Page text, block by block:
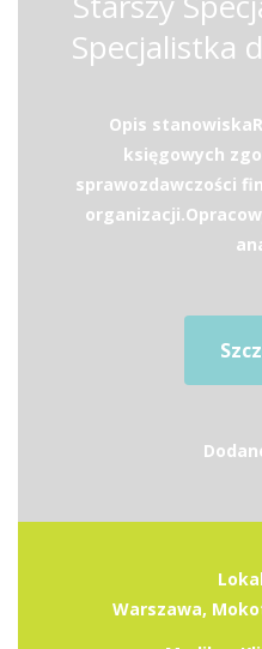
Specjalistka
Opis
księgowych
sprawozdawczości
Warszawa,